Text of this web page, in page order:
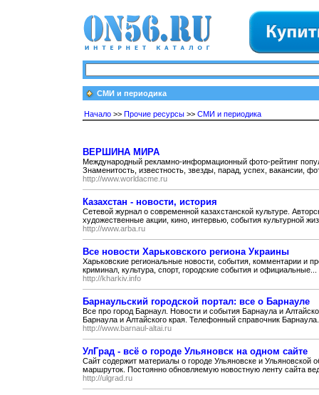
СМИ и периодика
Начало >> Прочие ресурсы >> СМИ и периодика
ВЕРШИНА МИРА
Международный рекламно-информационный фото-рейтинг
Знаменитость, известность, звезды, парад, успех, вакансии,
http://www.worldacme.ru
Казахстан - новости, история
Сетевой журнал о современной казахстанской культуре.
художественные акции, кино, интервью, события культурной
http://www.arba.ru
Все новости Харьковского региона Украины
Харьковские региональные новости, события, комментарии и
криминал, культура, спорт, городские события и официальные...
http://kharkiv.info
Барнаульский городской портал: все о Барнауле
Все про город Барнаул. Новости и события Барнаула и
Барнаула и Алтайского края. Телефонный справочник
http://www.barnaul-altai.ru
УлГрад - всё о городе Ульяновск на одном сайте
Сайт содержит материалы о городе Ульяновске и Ульяновской
маршруток. Постоянно обновляемую новостную ленту сайта
http://ulgrad.ru